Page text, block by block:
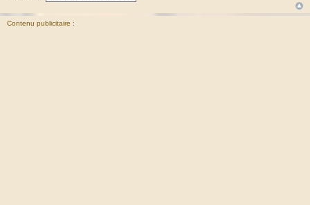
Contenu publicitaire :